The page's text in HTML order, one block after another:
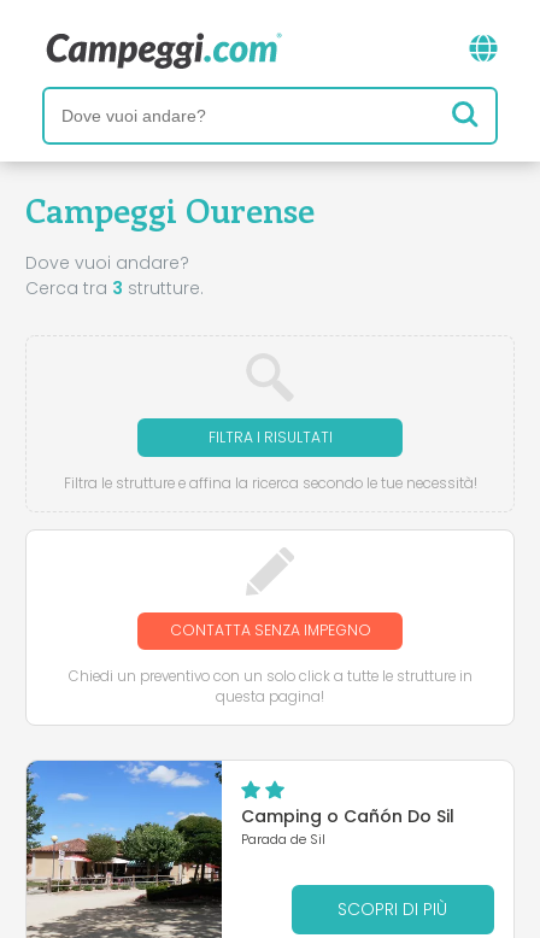
Campeggi Ourense
Dove vuoi andare?
Cerca tra 3 strutture.
FILTRA I RISULTATI
Filtra le strutture e affina la ricerca secondo le tue necessità!
CONTATTA SENZA IMPEGNO
Chiedi un preventivo con un solo click a tutte le strutture in
questa pagina!
Camping o Cañón Do Sil
Parada de Sil
SCOPRI DI PIÙ